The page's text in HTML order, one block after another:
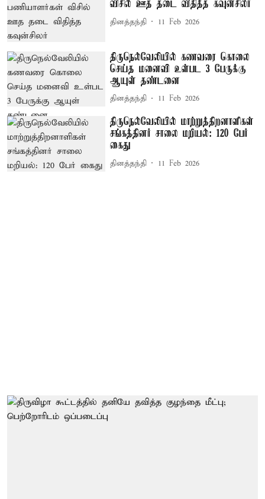
விசில் ஊத தடை விதித்த கவுன்சிலர்
தினத்தந்தி 11 Feb 2026
திருநெல்வேலியில் கணவரை கொலை
செய்த மனைவி உள்பட 3 பேருக்கு
ஆயுள் தண்டனை
தினத்தந்தி 11 Feb 2026
திருநெல்வேலியில் மாற்றுத்திறனாளிகள்
சங்கத்தினர் சாலை மறியல்: 120 பேர்
கைது
தினத்தந்தி 11 Feb 2026